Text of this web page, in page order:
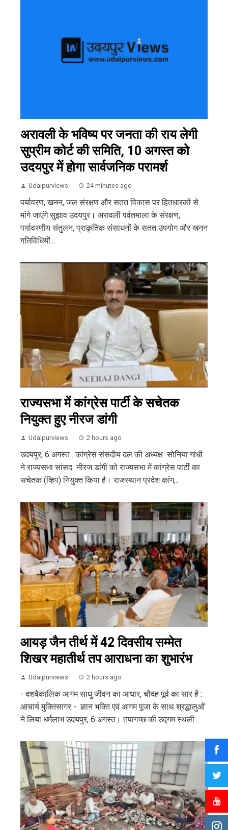
अरावली के भविष्य पर जनता की राय लेगी
सुप्रीम कोर्ट की समिति, 10 अगस्त को
उदयपुर में होगा सार्वजनिक परामर्श
Udaipurviews 24 minutes ago
पर्यावरण, खनन, जल संरक्षण और सतत विकास पर हितधारकों से
मांगे जाएंगे सुझाव उदयपुर। अरावली पर्वतमाला के संरक्षण,
पर्यावरणीय संतुलन, प्राकृतिक संसाधनों के सतत उपयोग और खनन
गतिविधियों...
राज्यसभा में कांग्रेस पार्टी के सचेतक
नियुक्त हुए नीरज डांगी
Udaipurviews 2 hours ago
उदयपुर, 6 अगस्त . कांग्रेस संसदीय दल की अध्यक्ष सोनिया गांधी
ने राज्यसभा सांसद नीरज डांगी को राज्यसभा में कांग्रेस पार्टी का
सचेतक (व्हिप) नियुक्त किया है। राजस्थान प्रदेश कांग्...
आयड़ जैन तीर्थ में 42 दिवसीय सम्मेत
शिखर महातीर्थ तप आराधना का शुभारंभ
Udaipurviews 2 hours ago
- दशवैकालिक आगम साधु जीवन का आधार, चौदह पूर्व का सार है :
आचार्य मुक्तिसागर - ज्ञान भक्ति एवं आगम पूजा के साथ श्रद्धालुओं
ने लिया धर्मलाभ उदयपुर, 6 अगस्त। तपागच्छ की उद्गम स्थली...